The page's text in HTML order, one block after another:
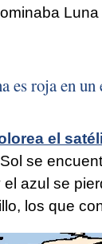
es roja en un
el
se
azul se
los que